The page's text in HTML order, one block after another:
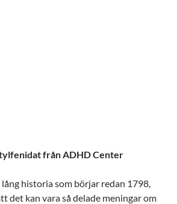
från ADHD Center
historia som börjar redan 1798,
det kan vara så delade meningar om